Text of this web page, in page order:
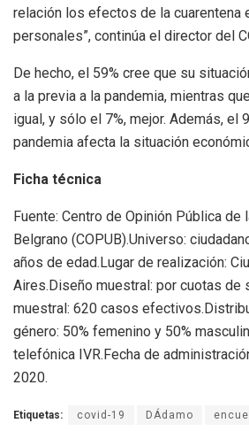
relación los efectos de la cuarentena
personales”, continúa el director del
De hecho, el 59% cree que su
a la previa a la pandemia, mientras
igual, y sólo el 7%, mejor. Además, el
pandemia afecta la situación
Ficha técnica
Fuente: Centro de Opinión Pública de
Belgrano (COPUB).Universo:
años de edad.Lugar de realización:
Aires.Diseño muestral: por cuotas de
muestral: 620 casos
género: 50% femenino y 50%
telefónica IVR.Fecha de
2020.
Etiquetas: covid-19 DÁdamo